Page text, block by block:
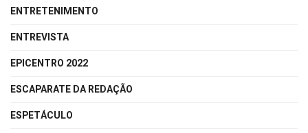
ENTRETENIMENTO
ENTREVISTA
EPICENTRO 2022
ESCAPARATE DA REDAÇÃO
ESPETÁCULO